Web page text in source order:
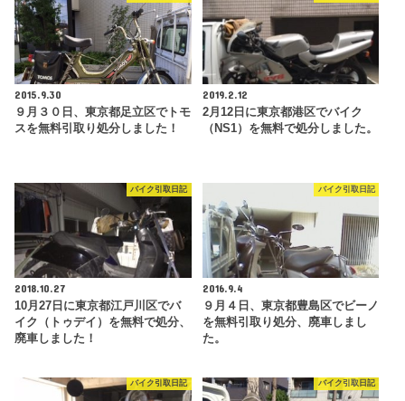
2015.9.30
９月３０日、東京都足立区でトモ
スを無料引取り処分しました！
2019.2.12
2月12日に東京都港区でバイク
（NS1）を無料で処分しました。
バイク引取日記
2018.10.27
10月27日に東京都江戸川区でバ
イク（トゥデイ）を無料で処分、
廃車しました！
バイク引取日記
2016.9.4
９月４日、東京都豊島区でビーノ
を無料引取り処分、廃車しまし
た。
バイク引取日記 バイク引取日記